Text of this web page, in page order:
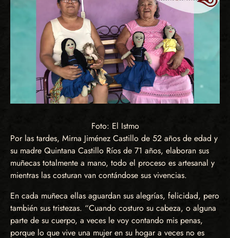
Foto: El Istmo
Por las tardes, Mirna Jiménez Castillo de 52 años de edad y
su madre Quintana Castillo Ríos de 71 años, elaboran sus
muñecas totalmente a mano, todo el proceso es artesanal y
mientras las costuran van contándose sus vivencias.
En cada muñeca ellas aguardan sus alegrías, felicidad, pero
también sus tristezas. “Cuando costuro su cabeza, o alguna
parte de su cuerpo, a veces le voy contando mis penas,
porque lo que vive una mujer en su hogar a veces no es